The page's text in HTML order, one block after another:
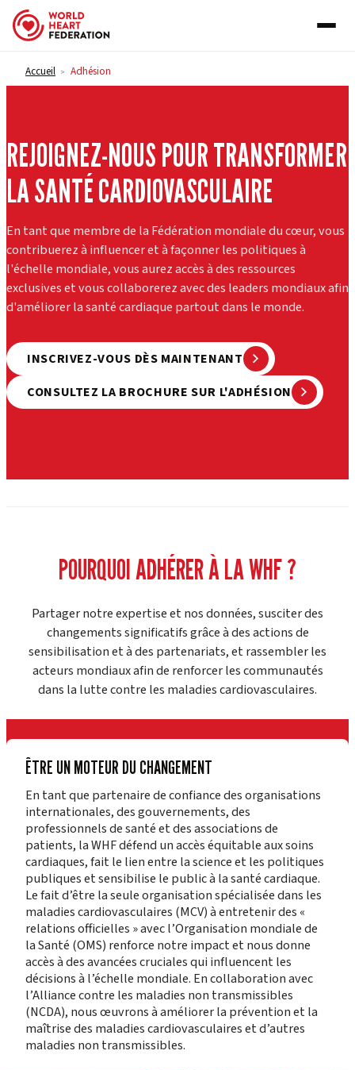
Skip to content
Accueil > Adhésion
REJOIGNEZ-NOUS POUR TRANSFORMER
LA SANTÉ CARDIOVASCULAIRE
En tant que membre de la Fédération mondiale du cœur, vous
contribuerez à influencer et à façonner les politiques à
l'échelle mondiale, vous aurez accès à des ressources
exclusives et vous collaborerez avec des leaders mondiaux afin
d'améliorer la santé cardiaque partout dans le monde.
INSCRIVEZ-VOUS DÈS MAINTENANT
CONSULTEZ LA BROCHURE SUR L'ADHÉSION
POURQUOI ADHÉRER À LA WHF ?
Partager notre expertise et nos données, susciter des
changements significatifs grâce à des actions de
sensibilisation et à des partenariats, et rassembler les
acteurs mondiaux afin de renforcer les communautés
dans la lutte contre les maladies cardiovasculaires.
ÊTRE UN MOTEUR DU CHANGEMENT
En tant que partenaire de confiance des organisations
internationales, des gouvernements, des
professionnels de santé et des associations de
patients, la WHF défend un accès équitable aux soins
cardiaques, fait le lien entre la science et les politiques
publiques et sensibilise le public à la santé cardiaque.
Le fait d’être la seule organisation spécialisée dans les
maladies cardiovasculaires (MCV) à entretenir des «
relations officielles » avec l’Organisation mondiale de
la Santé (OMS) renforce notre impact et nous donne
accès à des avancées cruciales qui influencent les
décisions à l’échelle mondiale. En collaboration avec
l’Alliance contre les maladies non transmissibles
(NCDA), nous œuvrons à améliorer la prévention et la
maîtrise des maladies cardiovasculaires et d’autres
maladies non transmissibles.